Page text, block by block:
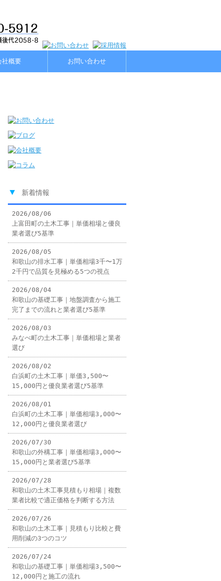
社概要 お問い合わせ
▼ 新着情報
2026/08/06
上富田町の土木工事｜単価相場と優良
業者選び5基準
2026/08/05
和歌山の排水工事｜単価相場3千〜1万
2千円で品質を見極める5つの視点
2026/08/04
和歌山の基礎工事｜地盤調査から施工
完了までの流れと業者選び5基準
2026/08/03
みなべ町の土木工事｜単価相場と業者
選び
2026/08/02
白浜町の土木工事｜単価3,500〜
15,000円と優良業者選び5基準
2026/08/01
白浜町の土木工事｜単価相場3,000〜
12,000円と優良業者選び
2026/07/30
和歌山の外構工事｜単価相場3,000〜
15,000円と業者選び5基準
2026/07/28
和歌山の土木工事見積もり相場｜複数
業者比較で適正価格を判断する方法
2026/07/26
和歌山の土木工事｜見積もり比較と費
用削減の3つのコツ
2026/07/24
和歌山の基礎工事｜単価相場3,500〜
12,000円と施工の流れ